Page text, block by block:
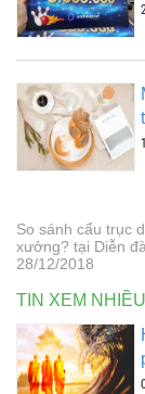
So sánh cẩu trục
xưởng? tại Diễn
28/12/2018
TIN XEM